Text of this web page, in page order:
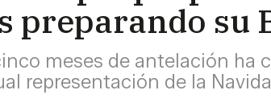
preparando su
meses de antelación ha
representación de la